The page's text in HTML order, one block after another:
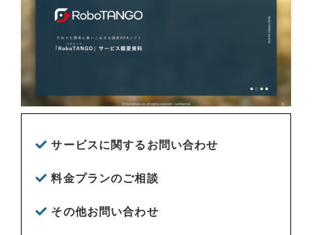
サービスに関するお問い合わせ
料金プランのご相談
その他お問い合わせ